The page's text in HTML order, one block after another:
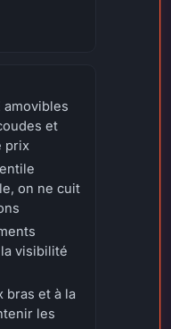
amovibles
et
prix
on ne cuit
visibilité
bras et à la
les